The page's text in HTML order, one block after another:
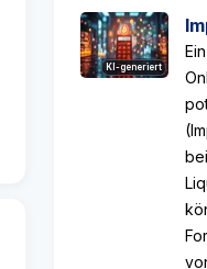
KI-generiert